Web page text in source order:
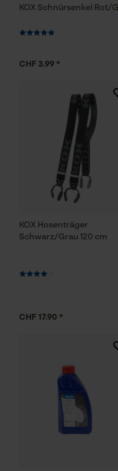
KOX Schnürsenkel Rot/
CHF 3.99 *
KOX Hosenträger
Schwarz/Grau 120 cm
CHF 17.90 *